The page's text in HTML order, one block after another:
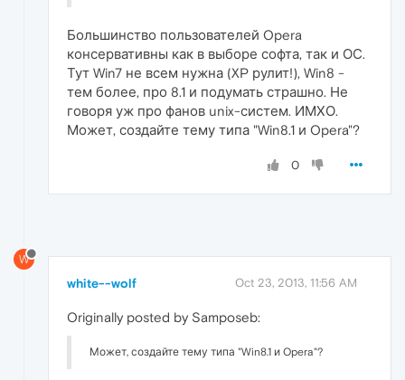
Большинство пользователей Opera
консервативны как в выборе софта, так и ОС.
Тут Win7 не всем нужна (XP рулит!), Win8 -
тем более, про 8.1 и подумать страшно. Не
говоря уж про фанов unix-систем. ИМХО.
Может, создайте тему типа "Win8.1 и Opera"?
0
W
white--wolf Oct 23, 2013, 11:56 AM
Originally posted by Samposeb:
Может, создайте тему типа "Win8.1 и Opera"?